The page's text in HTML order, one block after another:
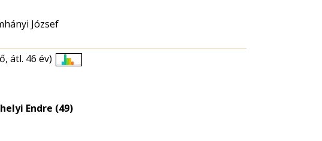
József
átl. 46 év)
Endre (49)